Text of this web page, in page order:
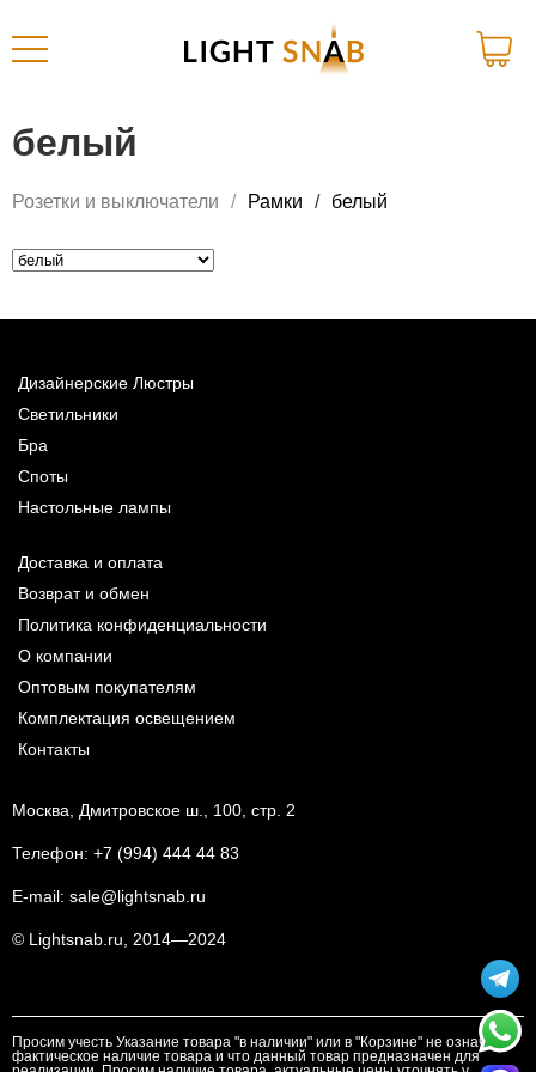
белый
Розетки и выключатели Рамки белый
Дизайнерские Люстры
Светильники
Бра
Споты
Настольные лампы
Доставка и оплата
Возврат и обмен
Политика конфиденциальности
О компании
Оптовым покупателям
Комплектация освещением
Контакты
Москва, Дмитровское ш., 100, стр. 2
Телефон: +7 (994) 444 44 83
E-mail: sale@lightsnab.ru
© Lightsnab.ru, 2014—2024
Просим учесть Указание товара "в наличии" или в "Корзине" не означает
фактическое наличие товара и что данный товар предназначен для